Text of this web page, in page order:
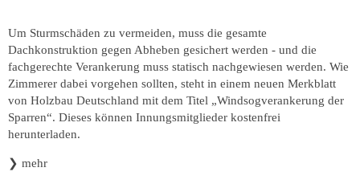
Um Sturmschäden zu vermeiden, muss die gesamte
Dachkonstruktion gegen Abheben gesichert werden - und die
fachgerechte Verankerung muss statisch nachgewiesen werden. Wie
Zimmerer dabei vorgehen sollten, steht in einem neuen Merkblatt
von Holzbau Deutschland mit dem Titel „Windsogverankerung der
Sparren“. Dieses können Innungsmitglieder kostenfrei
herunterladen.
❯ mehr